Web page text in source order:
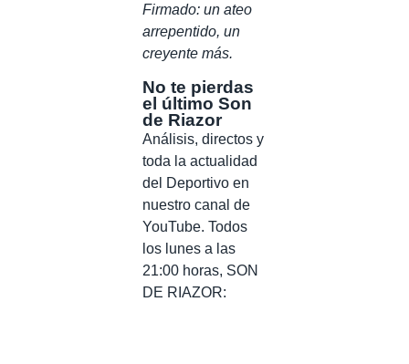
Firmado: un ateo
arrepentido, un
creyente más.
No te pierdas
el último Son
de Riazor
Análisis, directos y
toda la actualidad
del Deportivo en
nuestro canal de
YouTube. Todos
los lunes a las
21:00 horas, SON
DE RIAZOR: